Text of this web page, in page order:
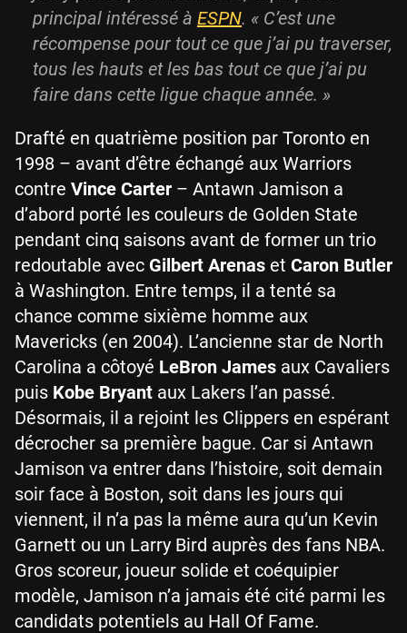
principal intéressé à ESPN. « C’est une
récompense pour tout ce que j’ai pu traverser,
tous les hauts et les bas tout ce que j’ai pu
faire dans cette ligue chaque année. »
Drafté en quatrième position par Toronto en
1998 – avant d’être échangé aux Warriors
contre Vince Carter – Antawn Jamison a
d’abord porté les couleurs de Golden State
pendant cinq saisons avant de former un trio
redoutable avec Gilbert Arenas et Caron Butler
à Washington. Entre temps, il a tenté sa
chance comme sixième homme aux
Mavericks (en 2004). L’ancienne star de North
Carolina a côtoyé LeBron James aux Cavaliers
puis Kobe Bryant aux Lakers l’an passé.
Désormais, il a rejoint les Clippers en espérant
décrocher sa première bague. Car si Antawn
Jamison va entrer dans l’histoire, soit demain
soir face à Boston, soit dans les jours qui
viennent, il n’a pas la même aura qu’un Kevin
Garnett ou un Larry Bird auprès des fans NBA.
Gros scoreur, joueur solide et coéquipier
modèle, Jamison n’a jamais été cité parmi les
candidats potentiels au Hall Of Fame.